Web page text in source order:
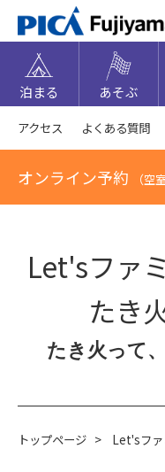
泊まる あそぶ
アクセス よくある質問
オンライン予約 （空
Let'sファ
たき
たき火って
トップページ > Let'sフ